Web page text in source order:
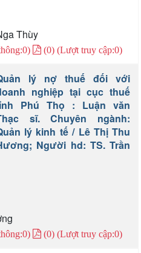
Thùy
(0) (Lượt truy cập:0)
lý nợ thuế đối với
nghiệp tại cục thuế
Phú Thọ : Luận văn
sĩ. Chuyên ngành:
lý kinh tế / Lê Thị Thu
Người hd: TS. Trần
(0) (Lượt truy cập:0)